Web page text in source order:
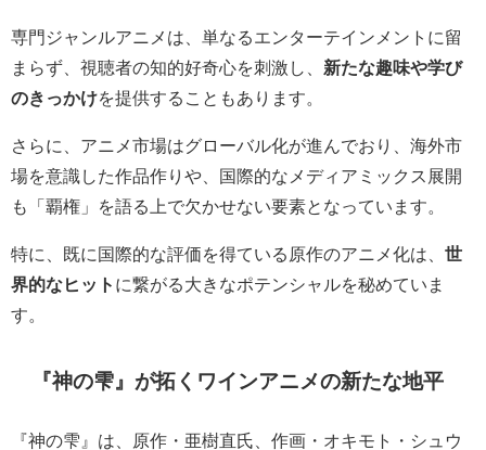
専門ジャンルアニメは、単なるエンターテインメントに留
まらず、視聴者の知的好奇心を刺激し、 新たな趣味や学び
のきっかけを提供することもあります。
さらに、アニメ市場はグローバル化が進んでおり、海外市
場を意識した作品作りや、国際的なメディアミックス展開
も「覇権」を語る上で欠かせない要素となっています。
特に、既に国際的な評価を得ている原作のアニメ化は、 世
界的なヒット に繋がる大きなポテンシャルを秘めていま
す。
『神の雫』が拓くワインアニメの新たな地平
『神の雫』は、原作・亜樹直氏、作画・オキモト・シュウ